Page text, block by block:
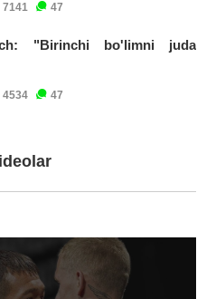
7141 47
"Birinchi bo'limni juda
4534 47